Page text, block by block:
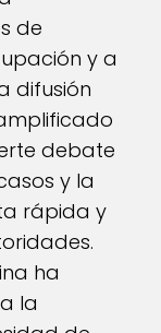
de
y a
difusión
debate
y la
rápida y
ha
la